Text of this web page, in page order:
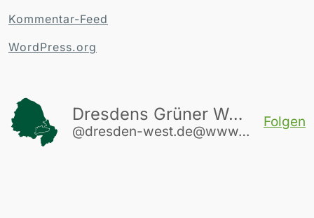
Kommentar-Feed
WordPress.org
Dresdens Grüner Westen
@dresden-west.de@www.dresden-west.de
Folgen